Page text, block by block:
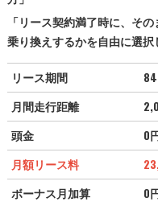
「リース契約満了時に、そ
乗り換えするかを自由に選択
リース期間
84
月間走行距離
頭金
0
月額リース料
ボーナス月加算
0